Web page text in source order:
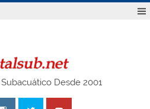
Desde 2001